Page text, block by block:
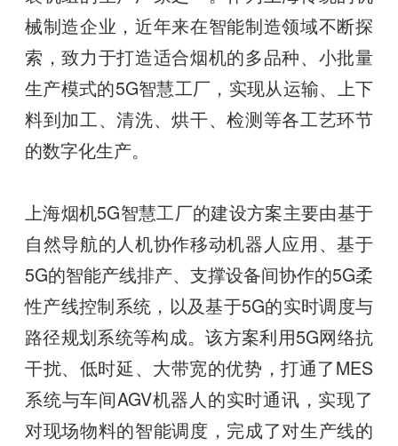
械制造企业，近年来在智能制造领域不断探
索，致力于打造适合烟机的多品种、小批量
生产模式的5G智慧工厂，实现从运输、上下
料到加工、清洗、烘干、检测等各工艺环节
的数字化生产。
上海烟机5G智慧工厂的建设方案主要由基于
自然导航的人机协作移动机器人应用、基于
5G的智能产线排产、支撑设备间协作的5G柔
性产线控制系统，以及基于5G的实时调度与
路径规划系统等构成。该方案利用5G网络抗
干扰、低时延、大带宽的优势，打通了MES
系统与车间AGV机器人的实时通讯，实现了
对现场物料的智能调度，完成了对生产线的